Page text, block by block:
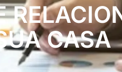
CASA